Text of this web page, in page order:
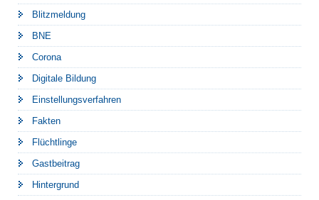
Blitzmeldung
BNE
Corona
Digitale Bildung
Einstellungsverfahren
Fakten
Flüchtlinge
Gastbeitrag
Hintergrund